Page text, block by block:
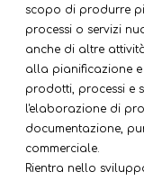
scopo di produrre
processi o servizi
anche di altre
alla pianificazione
prodotti, processi e
l'elaborazione di
documentazione,
commerciale.
Rientra nello